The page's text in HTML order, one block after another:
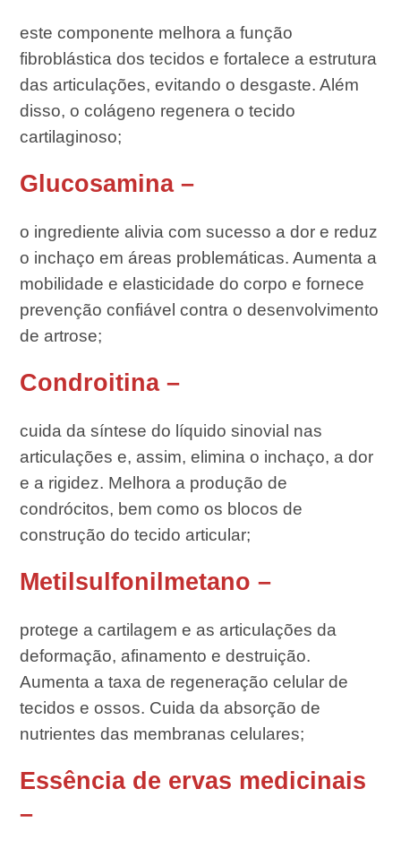
este componente melhora a função
fibroblástica dos tecidos e fortalece a estrutura
das articulações, evitando o desgaste. Além
disso, o colágeno regenera o tecido
cartilaginoso;
Glucosamina –
o ingrediente alivia com sucesso a dor e reduz
o inchaço em áreas problemáticas. Aumenta a
mobilidade e elasticidade do corpo e fornece
prevenção confiável contra o desenvolvimento
de artrose;
Condroitina –
cuida da síntese do líquido sinovial nas
articulações e, assim, elimina o inchaço, a dor
e a rigidez. Melhora a produção de
condrócitos, bem como os blocos de
construção do tecido articular;
Metilsulfonilmetano –
protege a cartilagem e as articulações da
deformação, afinamento e destruição.
Aumenta a taxa de regeneração celular de
tecidos e ossos. Cuida da absorção de
nutrientes das membranas celulares;
Essência de ervas medicinais
–